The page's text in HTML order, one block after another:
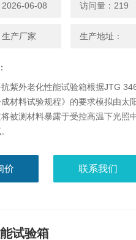
06-08 访问量：219
产厂家 生产地址：
紫外老化性能试验箱根据JTG
材料试验规程》的要求模拟由太
被测材料暴露于受控高温下光照
价 联系我们
试验箱